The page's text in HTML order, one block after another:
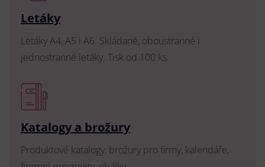
Letáky
Letáky A4, A5 i A6. Skládané, oboustranné i
jednostranné letáky. Tisk od 100 ks.
Katalogy a brožury
Produktové katalogy, brožury pro firmy, kalendáře,